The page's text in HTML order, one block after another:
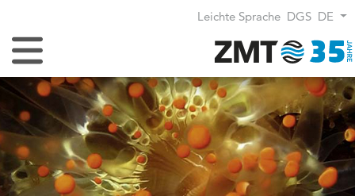
Leichte Sprache DGS DE
Navigation umschalten